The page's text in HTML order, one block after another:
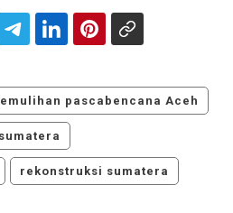
pascabencana Aceh
rekonstruksi sumatera